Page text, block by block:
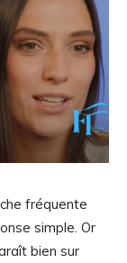
fréquente
simple. Or
bien sur